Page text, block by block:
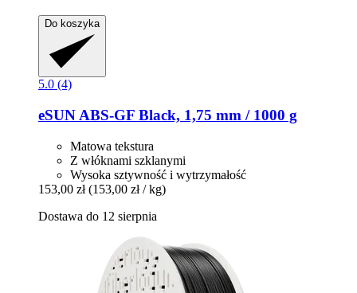
Do koszyka
5.0 (4)
eSUN ABS-​GF Black, 1,75 mm / 1000 g
Matowa tekstura
Z włóknami szklanymi
Wysoka sztywność i wytrzymałość
153,00 zł (153,00 zł / kg)
Dostawa do 12 sierpnia